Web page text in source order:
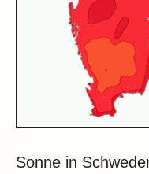
Sonne in